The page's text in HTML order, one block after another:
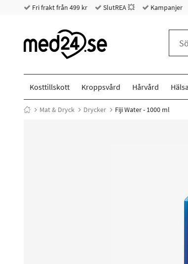
Fri frakt från 499 kr SlutREA 💥 Kampanjer
Kosttillskott Kroppsvård Hårvård
Mat & Dryck Drycker Fiji Water - 1000 ml